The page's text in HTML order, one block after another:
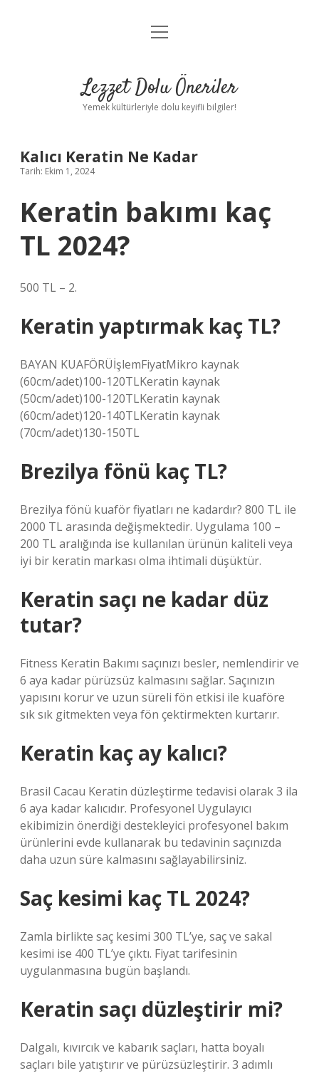
Anasayfa
Yasal Uyarı
menüyü
Lezzet Dolu Öneriler
Yemek kültürleriyle dolu keyifli bilgiler!
Kalıcı Keratin Ne Kadar
Tarih: Ekim 1, 2024
Keratin bakımı kaç
TL 2024?
500 TL – 2.
Keratin yaptırmak kaç TL?
BAYAN KUAFÖRÜİşlemFiyatMikro kaynak
(60cm/adet)100-120TLKeratin kaynak
(50cm/adet)100-120TLKeratin kaynak
(60cm/adet)120-140TLKeratin kaynak
(70cm/adet)130-150TL
Brezilya fönü kaç TL?
Brezilya fönü kuaför fiyatları ne kadardır? 800 TL ile
2000 TL arasında değişmektedir. Uygulama 100 –
200 TL aralığında ise kullanılan ürünün kaliteli veya
iyi bir keratin markası olma ihtimali düşüktür.
Keratin saçı ne kadar düz
tutar?
Fitness Keratin Bakımı saçınızı besler, nemlendirir ve
6 aya kadar pürüzsüz kalmasını sağlar. Saçınızın
yapısını korur ve uzun süreli fön etkisi ile kuaföre
sık sık gitmekten veya fön çektirmekten kurtarır.
Keratin kaç ay kalıcı?
Brasil Cacau Keratin düzleştirme tedavisi olarak 3 ila
6 aya kadar kalıcıdır. Profesyonel Uygulayıcı
ekibimizin önerdiği destekleyici profesyonel bakım
ürünlerini evde kullanarak bu tedavinin saçınızda
daha uzun süre kalmasını sağlayabilirsiniz.
Saç kesimi kaç TL 2024?
Zamla birlikte saç kesimi 300 TL’ye, saç ve sakal
kesimi ise 400 TL’ye çıktı. Fiyat tarifesinin
uygulanmasına bugün başlandı.
Keratin saçı düzleştirir mi?
Dalgalı, kıvırcık ve kabarık saçları, hatta boyalı
saçları bile yatıştırır ve pürüzsüzleştirir. 3 adımlı